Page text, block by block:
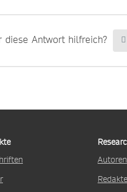
diese Antwort hilfreich?
Autoren